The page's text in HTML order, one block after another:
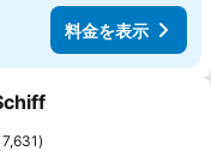
料金を表示
に追加
7,631